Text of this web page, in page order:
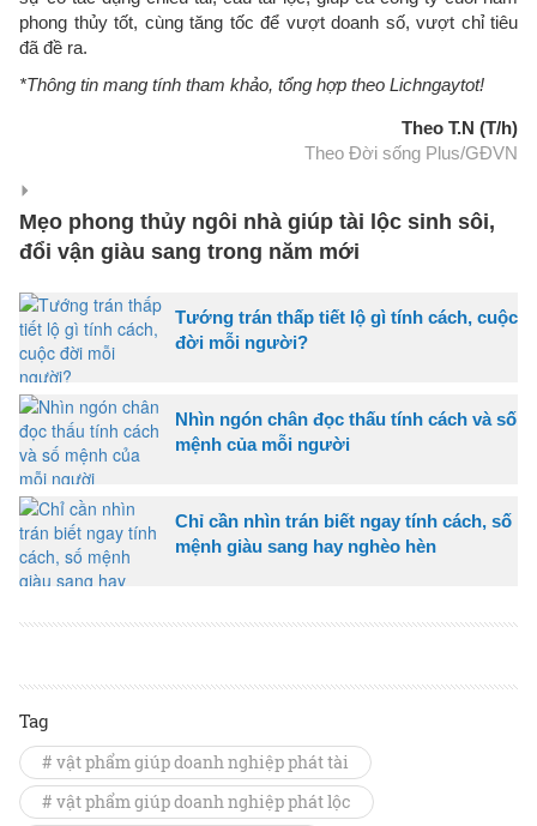
phong thủy tốt, cùng tăng tốc để vượt doanh số, vượt chỉ tiêu
đã đề ra.
*Thông tin mang tính tham khảo, tổng hợp theo Lichngaytot!
Theo T.N (T/h)
Theo Đời sống Plus/GĐVN
Mẹo phong thủy ngôi nhà giúp tài lộc sinh sôi,
đổi vận giàu sang trong năm mới
Tướng trán thấp tiết lộ gì tính cách, cuộc
đời mỗi người?
Nhìn ngón chân đọc thấu tính cách và số
mệnh của mỗi người
Chỉ cần nhìn trán biết ngay tính cách, số
mệnh giàu sang hay nghèo hèn
Tag
# vật phẩm giúp doanh nghiệp phát tài
# vật phẩm giúp doanh nghiệp phát lộc